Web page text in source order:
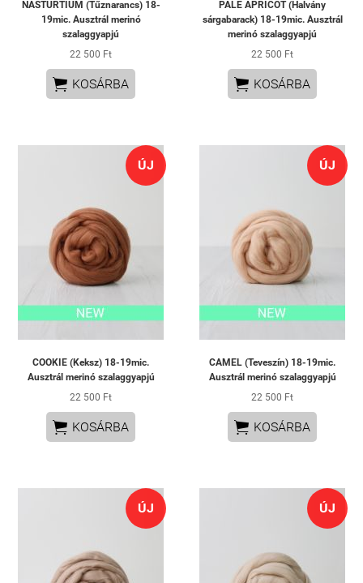
NASTURTIUM (Tűznarancs) 18-
19mic. Ausztrál merinó
szalaggyapjú
22 500 Ft
 KOSÁRBA
PALE APRICOT (Halvány
sárgabarack) 18-19mic. Ausztrál
merinó szalaggyapjú
22 500 Ft
 KOSÁRBA
ÚJ
COOKIE (Keksz) 18-19mic.
Ausztrál merinó szalaggyapjú
22 500 Ft
 KOSÁRBA
ÚJ
CAMEL (Teveszín) 18-19mic.
Ausztrál merinó szalaggyapjú
22 500 Ft
 KOSÁRBA
ÚJ ÚJ